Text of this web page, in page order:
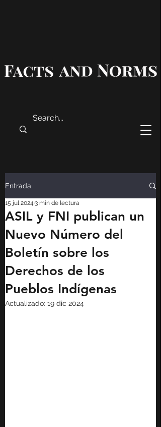
Entrada
ASIL y FNI publican un
Nuevo Número del
Boletín sobre los
Derechos de los
Pueblos Indígenas
15 jul 2024 3 min de lectura
Actualizado: 19 dic 2024